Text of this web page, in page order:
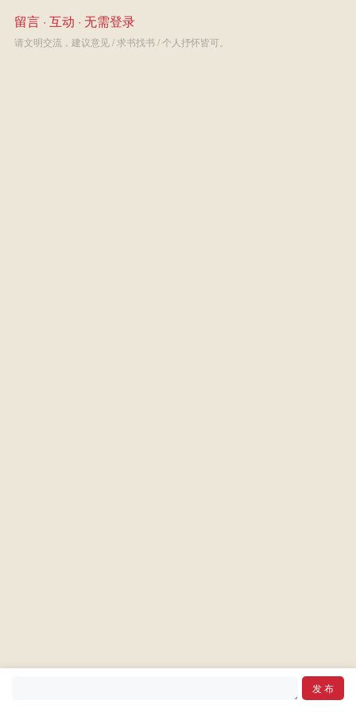
留言 · 互动 · 无需登录
请文明交流，建议意见 / 求书找书 / 个人抒怀皆可。